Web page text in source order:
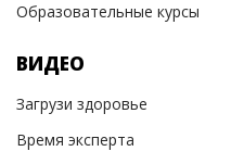
Образовательные курсы
ВИДЕО
Загрузи здоровье
Время эксперта